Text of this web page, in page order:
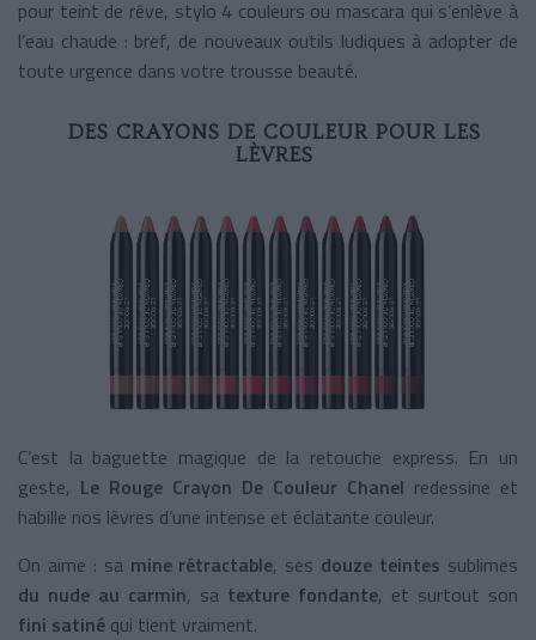
pour teint de rêve, stylo 4 couleurs ou mascara qui s’enlève à
l’eau chaude : bref, de nouveaux outils ludiques à adopter de
toute urgence dans votre trousse beauté.
DES CRAYONS DE COULEUR POUR LES
LÈVRES
C’est la baguette magique de la retouche express. En un
geste, Le Rouge Crayon De Couleur Chanel redessine et
habille nos lèvres d’une intense et éclatante couleur.
On aime : sa mine rétractable, ses douze teintes sublimes
du nude au carmin, sa texture fondante, et surtout son
fini satiné qui tient vraiment.